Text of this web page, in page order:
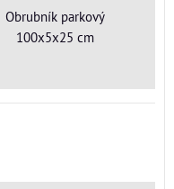
Obrubník parkový
100x5x25 cm